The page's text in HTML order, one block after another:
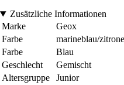
Zusätzliche Informationen
Marke
Geox
Farbe
marineblau/
Farbe
Blau
Geschlecht
Gemischt
Altersgruppe
Junior